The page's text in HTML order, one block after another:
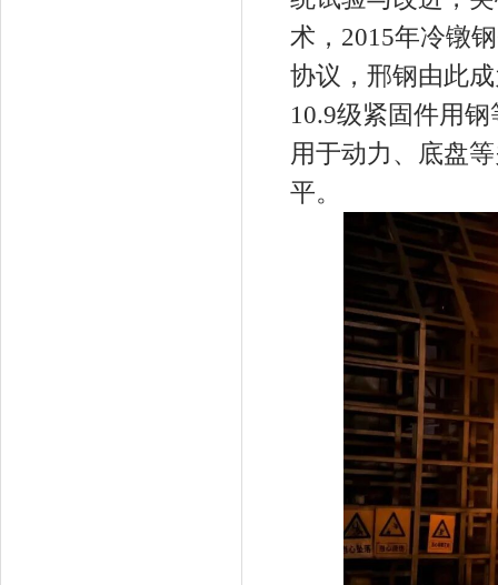
术，2015年冷镦
协议，邢钢由此
10.9级紧固件用
用于动力、底盘
平。